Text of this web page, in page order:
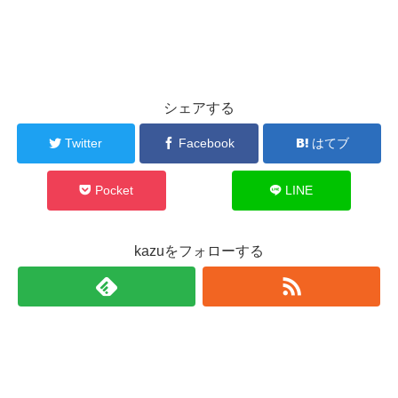
シェアする
Twitter Facebook はてブ
Pocket LINE
kazuをフォローする